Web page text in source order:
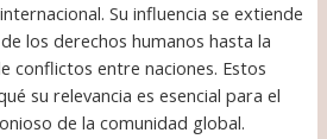
Su influencia se extiende
los derechos humanos hasta la
conflictos entre naciones. Estos
su relevancia es esencial para el
de la comunidad global.